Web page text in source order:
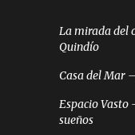
La mirada del
Quindío
Casa del Mar
Espacio Vasto
sueños